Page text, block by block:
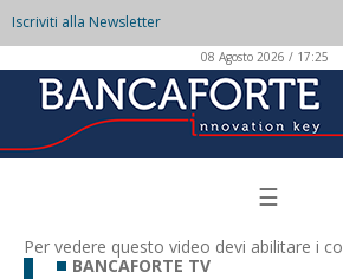
Iscriviti alla Newsletter
08 Agosto 2026 / 17:25
☰
Per vedere questo video devi abilitare i
BANCAFORTE TV